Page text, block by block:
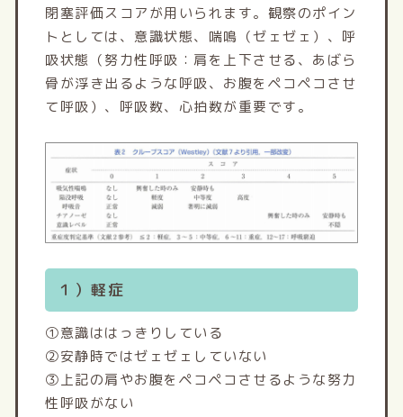
閉塞評価スコアが用いられます。観察のポイン
トとしては、意識状態、喘鳴（ゼェゼェ）、呼
吸状態（努力性呼吸：肩を上下させる、あばら
骨が浮き出るような呼吸、お腹をペコペコさせ
て呼吸）、呼吸数、心拍数が重要です。
１）軽症
①意識ははっきりしている
②安静時ではゼェゼェしていない
③上記の肩やお腹をペコペコさせるような努力
性呼吸がない